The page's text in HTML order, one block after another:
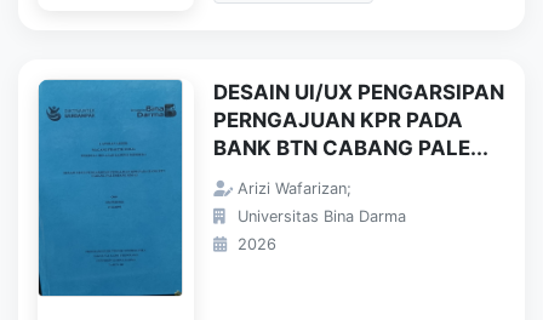
DESAIN UI/UX PENGARSIPAN
PERNGAJUAN KPR PADA
BANK BTN CABANG PALE...
Arizi Wafarizan;
Universitas Bina Darma
2026